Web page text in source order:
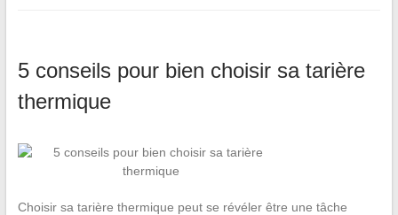
5 conseils pour bien choisir sa tarière
thermique
Choisir sa tarière thermique peut se révéler être une tâche